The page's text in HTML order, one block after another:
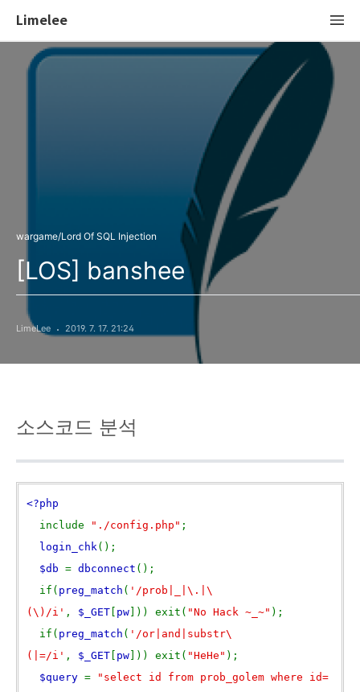
Limelee
wargame/Lord Of SQL Injection
[LOS] banshee
LimeLee 2019. 7. 17. 21:24
소스코드 분석
<?php
include
"./config.php" ;
login_chk();
$db = dbconnect ();
if( preg_match ( '/prob|_|\.|\
(\)/i' , $_GET pw ])) exit( "No Hack ~_~" );
if( preg_match ( '/or|and|substr\
(|=/i' , $_GET pw ])) exit( "HeHe" );
$query =
"select id from prob_golem where id=